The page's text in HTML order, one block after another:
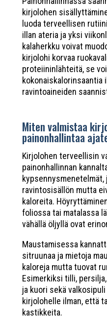
kirjolohen
luoda terveellisen
illan ateria ja yksi
kalaherkku voivat
kirjolohi korvaa
proteiininlähteitä, se
kokonaiskalorinsaantia
ravintoaineiden
Miten valmistaa
painonhallintaa
Kirjolohen terveellisin
painonhallinnan
ravintosisällön mutta
kaloreita.
foliossa tai matalassa
vähällä öljyllä ovat
Maustamisessa
sitruunaa ja mietoja
kaloreja mutta tuovat
Esimerkiksi tilli,
ja kuori sekä
kirjolohelle ilman, että
kastikkeita.